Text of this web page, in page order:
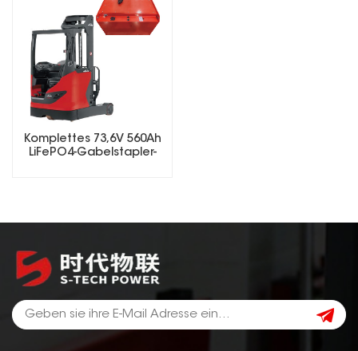
Komplettes 73,6V 560Ah
LiFePO4-Gabelstapler-